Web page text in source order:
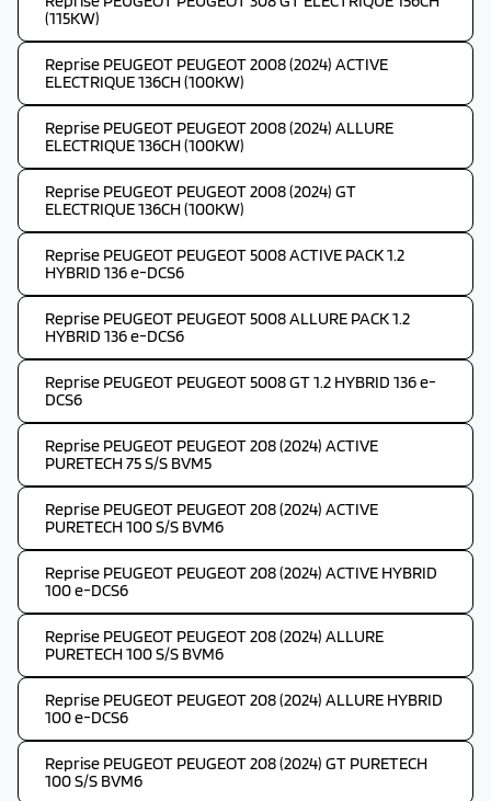
(115KW)
Reprise PEUGEOT PEUGEOT 2008 (2024) ACTIVE
ELECTRIQUE 136CH (100KW)
Reprise PEUGEOT PEUGEOT 2008 (2024) ALLURE
ELECTRIQUE 136CH (100KW)
Reprise PEUGEOT PEUGEOT 2008 (2024) GT
ELECTRIQUE 136CH (100KW)
Reprise PEUGEOT PEUGEOT 5008 ACTIVE PACK 1.2
HYBRID 136 e-DCS6
Reprise PEUGEOT PEUGEOT 5008 ALLURE PACK 1.2
HYBRID 136 e-DCS6
Reprise PEUGEOT PEUGEOT 5008 GT 1.2 HYBRID 136 e-
DCS6
Reprise PEUGEOT PEUGEOT 208 (2024) ACTIVE
PURETECH 75 S/S BVM5
Reprise PEUGEOT PEUGEOT 208 (2024) ACTIVE
PURETECH 100 S/S BVM6
Reprise PEUGEOT PEUGEOT 208 (2024) ACTIVE HYBRID
100 e-DCS6
Reprise PEUGEOT PEUGEOT 208 (2024) ALLURE
PURETECH 100 S/S BVM6
Reprise PEUGEOT PEUGEOT 208 (2024) ALLURE HYBRID
100 e-DCS6
Reprise PEUGEOT PEUGEOT 208 (2024) GT PURETECH
100 S/S BVM6